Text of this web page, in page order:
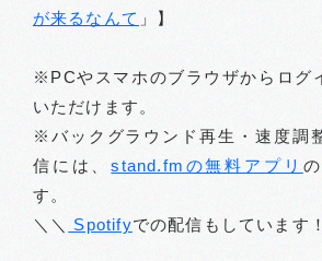
が来るなんて 」】
※PCやスマホのブラウザからログ
いただけます。
※バックグラウンド再生・速度調
信には、stand.fmの無料アプリ
す。
＼＼ Spotifyでの配信もしています